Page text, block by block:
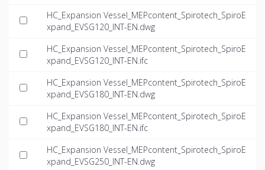
HC_Expansion Vessel_MEPcontent_Spirotech_SpiroE
xpand_EVSG120_INT-EN.dwg
HC_Expansion Vessel_MEPcontent_Spirotech_SpiroE
xpand_EVSG120_INT-EN.ifc
HC_Expansion Vessel_MEPcontent_Spirotech_SpiroE
xpand_EVSG180_INT-EN.dwg
HC_Expansion Vessel_MEPcontent_Spirotech_SpiroE
xpand_EVSG180_INT-EN.ifc
HC_Expansion Vessel_MEPcontent_Spirotech_SpiroE
xpand_EVSG250_INT-EN.dwg